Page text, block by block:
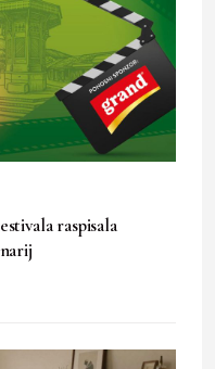
raspisala